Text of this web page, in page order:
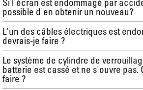
possible d'en obtenir un nouveau?
L'un des câbles électriques est
devrais-je faire ?
Le système de cylindre de
batterie est cassé et ne s'ouvre pas.
faire ?